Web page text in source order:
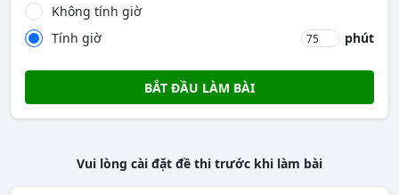
Không tính giờ
Tính giờ
phút
BẮT ĐẦU LÀM BÀI
Vui lòng cài đặt đề thi trước khi làm bài